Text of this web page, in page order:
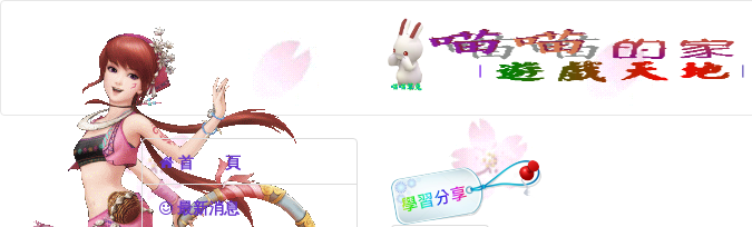
(current)
首 頁
最新消息